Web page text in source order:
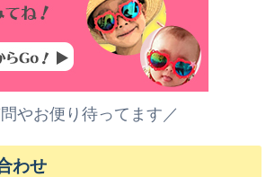
やお便り待ってます／
わせ